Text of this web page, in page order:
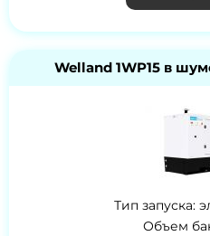
Welland 1WP15 в
Тип запуска:
Объем